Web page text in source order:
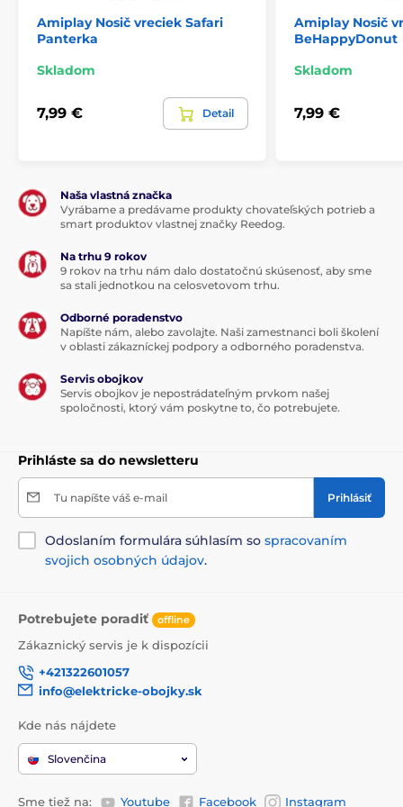
Amiplay Nosič vreciek Safari
Panterka
Skladom
7,99 € Detail
Amiplay Nosič
BeHappyDonut
Skladom
7,99 €
Naša vlastná značka
Vyrábame a predávame produkty chovateľských potrieb a
smart produktov vlastnej značky Reedog.
Na trhu 9 rokov
9 rokov na trhu nám dalo dostatočnú skúsenosť, aby sme
sa stali jednotkou na celosvetovom trhu.
Odborné poradenstvo
Napíšte nám, alebo zavolajte. Naši zamestnanci boli školení
v oblasti zákazníckej podpory a odborného poradenstva.
Servis obojkov
Servis obojkov je nepostrádateľným prvkom našej
spoločnosti, ktorý vám poskytne to, čo potrebujete.
Prihláste sa do newsletteru
Tu napíšte váš e-mail Prihlásiť
Odoslaním formulára súhlasím so spracovaním
svojich osobných údajov.
Potrebujete poradiť offline
Zákaznický servis je k dispozícii
+421322601057
info@elektricke-obojky.sk
Kde nás nájdete
Slovenčina
Sme tiež na: Youtube Facebook Instagram